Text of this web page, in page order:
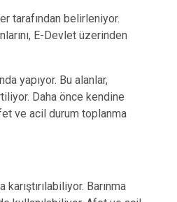
tarafından belirleniyor.
E-Devlet üzerinden
yapıyor. Bu alanlar,
Daha önce kendine
ve acil durum toplanma
Barınma